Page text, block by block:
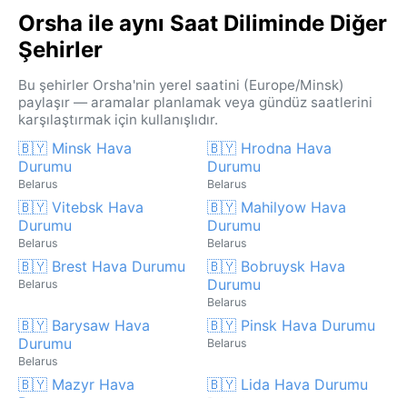
Orsha ile aynı Saat Diliminde Diğer
Şehirler
Bu şehirler Orsha'nin yerel saatini (Europe/Minsk)
paylaşır — aramalar planlamak veya gündüz saatlerini
karşılaştırmak için kullanışlıdır.
🇧🇾 Minsk Hava
Durumu
Belarus
🇧🇾 Hrodna Hava
Durumu
Belarus
🇧🇾 Vitebsk Hava
Durumu
Belarus
🇧🇾 Mahilyow Hava
Durumu
Belarus
🇧🇾 Brest Hava Durumu
Belarus
🇧🇾 Bobruysk Hava
Durumu
Belarus
🇧🇾 Barysaw Hava
Durumu
Belarus
🇧🇾 Pinsk Hava Durumu
Belarus
🇧🇾 Mazyr Hava
🇧🇾 Lida Hava Durumu